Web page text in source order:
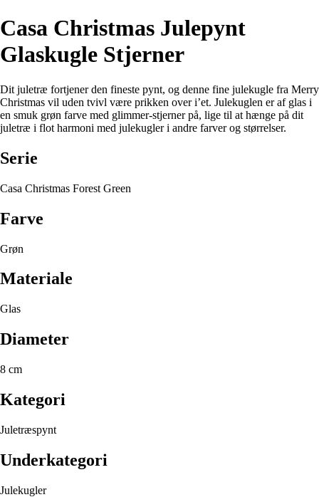
Casa Christmas Julepynt
Glaskugle Stjerner
Dit juletræ fortjener den fineste pynt, og denne fine julekugle fra Merry
Christmas vil uden tvivl være prikken over i’et. Julekuglen er af glas i
en smuk grøn farve med glimmer-stjerner på, lige til at hænge på dit
juletræ i flot harmoni med julekugler i andre farver og størrelser.
Serie
Casa Christmas Forest Green
Farve
Grøn
Materiale
Glas
Diameter
8 cm
Kategori
Juletræspynt
Underkategori
Julekugler